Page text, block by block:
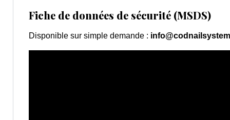
Fiche de données de sécurité (MSDS)
Disponible sur simple demande :